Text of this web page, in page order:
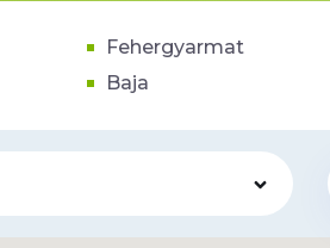
Fehergyarmat
Baja